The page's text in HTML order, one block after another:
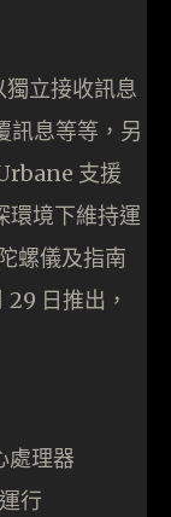
立接收訊息
息等等，另
支援
環境下維持運
螺儀及指南
日推出，
處理器
行